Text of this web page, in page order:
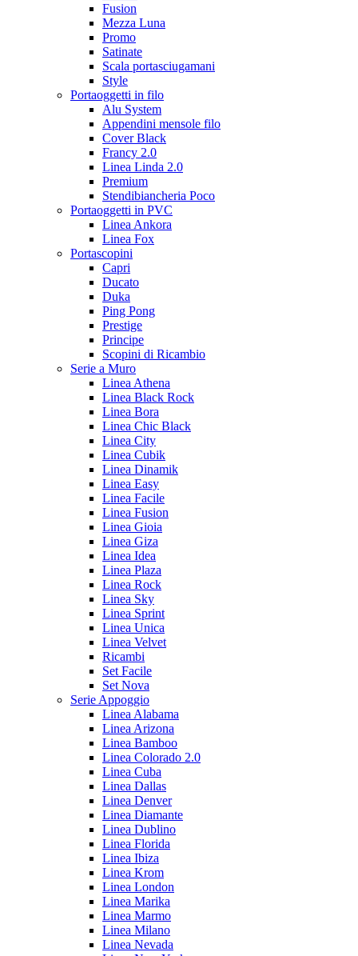
Fusion
Mezza Luna
Promo
Satinate
Scala portasciugamani
Style
Portaoggetti in filo
Alu System
Appendini mensole filo
Cover Black
Francy 2.0
Linea Linda 2.0
Premium
Stendibiancheria Poco
Portaoggetti in PVC
Linea Ankora
Linea Fox
Portascopini
Capri
Ducato
Duka
Ping Pong
Prestige
Principe
Scopini di Ricambio
Serie a Muro
Linea Athena
Linea Black Rock
Linea Bora
Linea Chic Black
Linea City
Linea Cubik
Linea Dinamik
Linea Easy
Linea Facile
Linea Fusion
Linea Gioia
Linea Giza
Linea Idea
Linea Plaza
Linea Rock
Linea Sky
Linea Sprint
Linea Unica
Linea Velvet
Ricambi
Set Facile
Set Nova
Serie Appoggio
Linea Alabama
Linea Arizona
Linea Bamboo
Linea Colorado 2.0
Linea Cuba
Linea Dallas
Linea Denver
Linea Diamante
Linea Dublino
Linea Florida
Linea Ibiza
Linea Krom
Linea London
Linea Marika
Linea Marmo
Linea Milano
Linea Nevada